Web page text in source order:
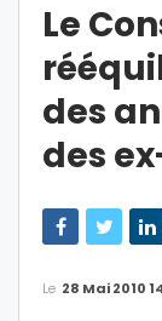
Le
des
des
Le 28 Mai 2010